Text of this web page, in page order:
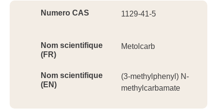
Numero CAS 1129-41-5
Nom scientifique
(FR)
Metolcarb
Nom scientifique
(EN)
(3-methylphenyl) N-
methylcarbamate